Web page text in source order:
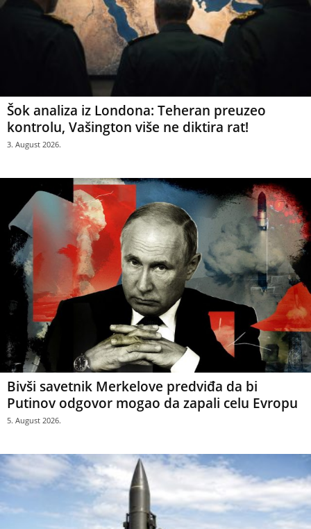
Šok analiza iz Londona: Teheran preuzeo
kontrolu, Vašington više ne diktira rat!
3. August 2026.
Bivši savetnik Merkelove predviđa da bi
Putinov odgovor mogao da zapali celu Evropu
5. August 2026.